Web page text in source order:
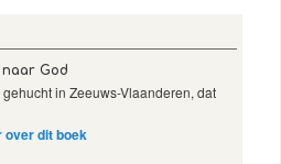
naar God
in Zeeuws-Vlaanderen, dat
over dit boek